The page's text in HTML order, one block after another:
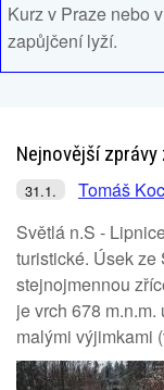
Kurz v Praze nebo
zapůjčení lyží.
Nejnovější
31.1. Tomáš
Světlá n.S -
turistické. Úsek ze
stejnojmennou
je vrch 678
malými výjimkami